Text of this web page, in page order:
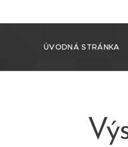
ÚVODNÁ STRÁNKA